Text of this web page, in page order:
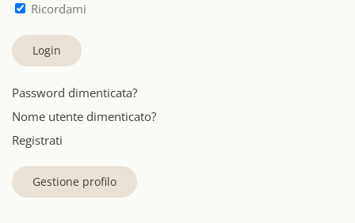
Ricordami
Login
Password dimenticata?
Nome utente dimenticato?
Registrati
Gestione profilo